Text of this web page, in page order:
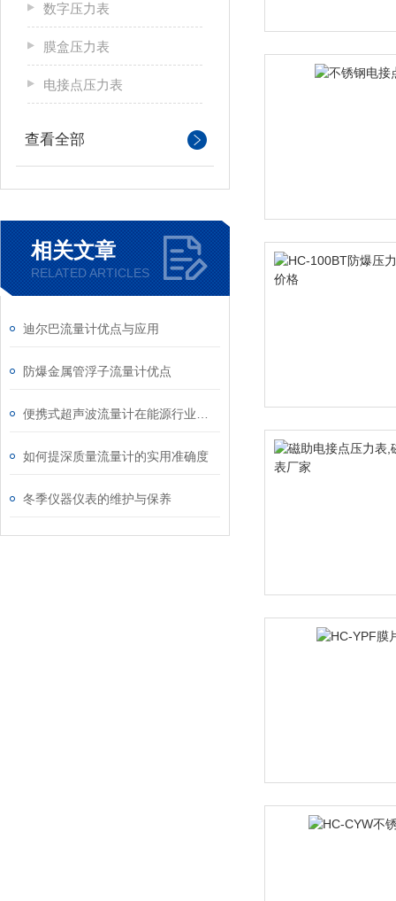
数字压力表
膜盒压力表
电接点压力表
查看全部
相关文章
RELATED ARTICLES
迪尔巴流量计优点与应用
防爆金属管浮子流量计优点
如何提深质量流量计的实用准确度
冬季仪器仪表的维护与保养